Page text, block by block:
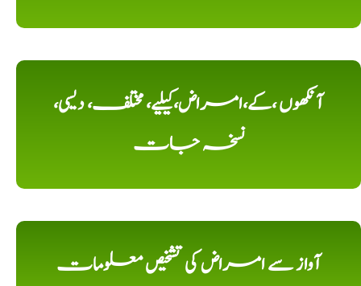
آنکھوں ،کے،امراض،کیلیے، مختلف، دیسی،
نسخہ جات
آواز سے امراض کی تشخیص معلومات